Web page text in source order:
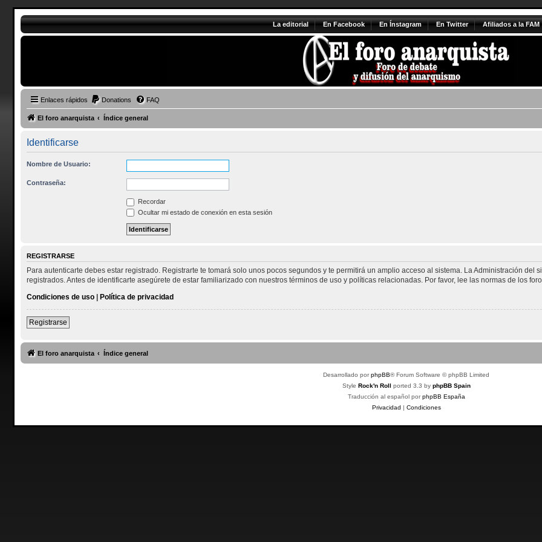
La editorial En Facebook En Ínstagram En Twitter Afiliados a la FAM
Enlaces rápidos Donations FAQ
El foro anarquista Índice general
Identificarse
Nombre de Usuario:
Contraseña:
Recordar
Ocultar mi estado de conexión en esta sesión
REGISTRARSE
Para autenticarte debes estar registrado. Registrarte te tomará solo unos pocos segundos y te permitirá un amplio acceso al sistema. La Administración
registrados. Antes de identificarte asegúrete de estar familiarizado con nuestros términos de uso y políticas relacionadas. Por favor, lee las normas de los
Condiciones de uso| Política de privacidad
Registrarse
El foro anarquista Índice general
Desarrollado porphpBB® Forum Software © phpBB Limited
Style Rock'n Roll ported 3.3 by phpBB Spain
Traducción al español porphpBB España
Privacidad | Condiciones